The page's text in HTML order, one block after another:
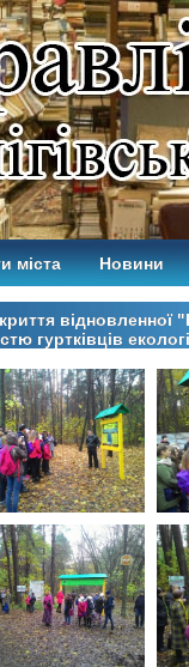
міста Новини
відновленної
гуртківців